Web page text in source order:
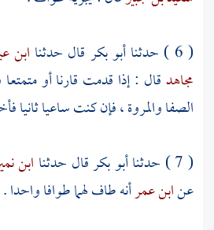
( 6 ) حدثنا
أبو بكر قال حدثنا ابن
مجاهدقال : إذا قدمت قارنا أو
الصفاوالمروة، فإن كنت ساعيا ثانيا
( 7 ) حدثنا
أبو بكرقال حدثنا ابن
عنابن عمرأنه طاف لهما طوافا واحدا .